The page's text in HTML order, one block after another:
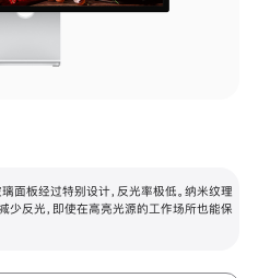
面板经过特别设计，反光率极低。纳米纹理
少反光，即使在高亮光源的工作场所也能保